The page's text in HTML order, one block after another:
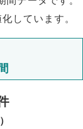
しています。